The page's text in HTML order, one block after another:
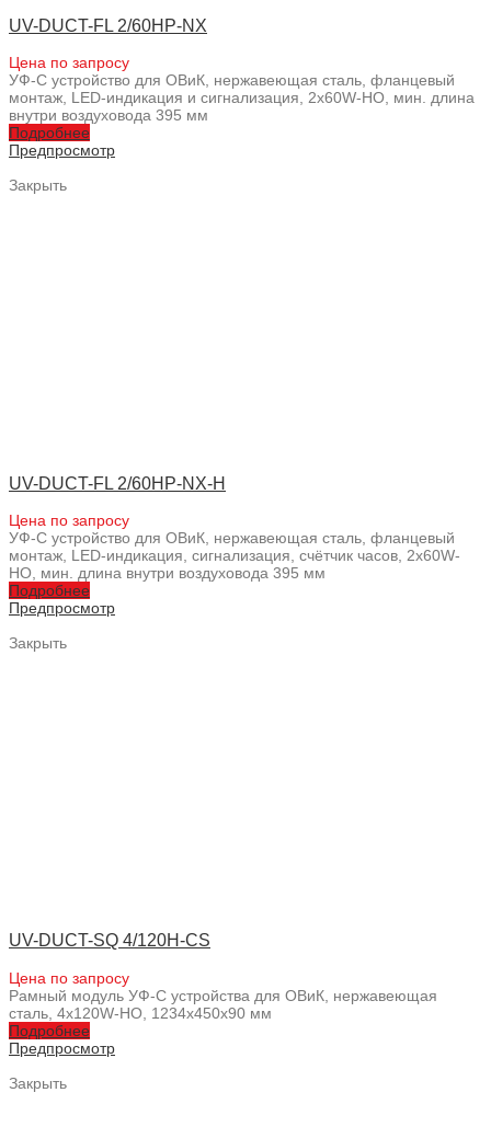
UV-DUCT-FL 2/60HP-NX
Цена по запросу
УФ-С устройство для ОВиК, нержавеющая сталь, фланцевый
монтаж, LED-индикация и сигнализация, 2x60W-HO, мин. длина
внутри воздуховода 395 мм
Подробнее
Предпросмотр
Закрыть
UV-DUCT-FL 2/60HP-NX-H
Цена по запросу
УФ-С устройство для ОВиК, нержавеющая сталь, фланцевый
монтаж, LED-индикация, сигнализация, счётчик часов, 2x60W-
HO, мин. длина внутри воздуховода 395 мм
Подробнее
Предпросмотр
Закрыть
UV-DUCT-SQ 4/120H-CS
Цена по запросу
Рамный модуль УФ-С устройства для ОВиК, нержавеющая
сталь, 4x120W-HO, 1234x450x90 мм
Подробнее
Предпросмотр
Закрыть